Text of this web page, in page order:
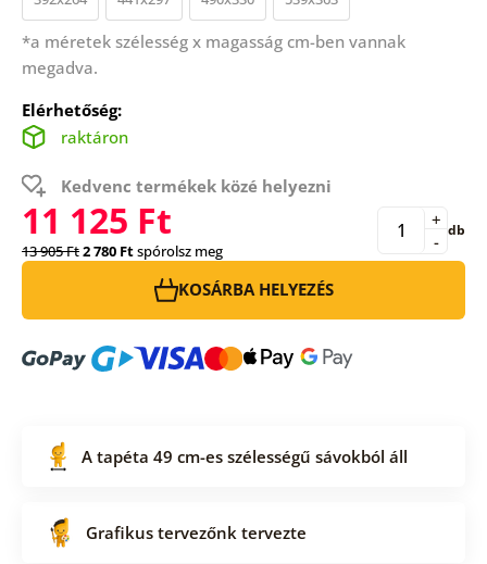
*a méretek szélesség x magasság cm-ben vannak
megadva.
Elérhetőség:
raktáron
Kedvenc termékek közé helyezni
11 125 Ft
13 905 Ft2 780 Ftspórolsz meg -
+ db
KOSÁRBA HELYEZÉS
A tapéta 49 cm-es szélességű sávokból áll
Grafikus tervezőnk tervezte